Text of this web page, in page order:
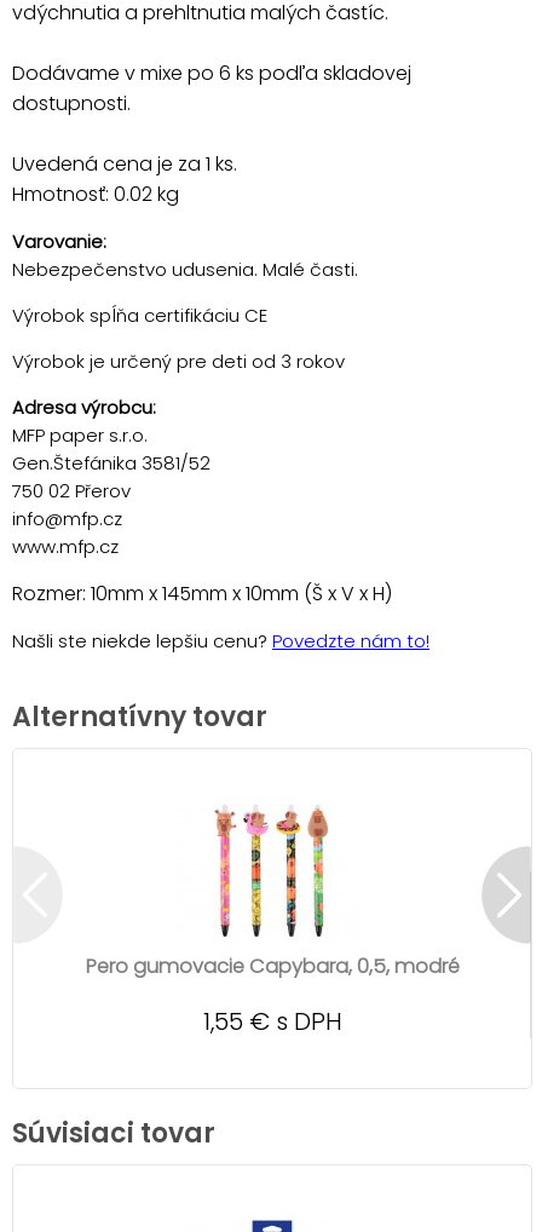
vdýchnutia a prehltnutia malých častíc.
Dodávame v mixe po 6 ks podľa skladovej
dostupnosti.
Uvedená cena je za 1 ks.
Hmotnosť: 0.02 kg
Varovanie:
Nebezpečenstvo udusenia. Malé časti.
Výrobok spĺňa certifikáciu CE
Výrobok je určený pre deti od 3 rokov
Adresa výrobcu:
MFP paper s.r.o.
Gen.Štefánika 3581/52
750 02 Přerov
info@mfp.cz
www.mfp.cz
Rozmer: 10mm x 145mm x 10mm (Š x V x H)
Našli ste niekde lepšiu cenu? Povedzte nám to!
Alternatívny tovar
Pero gumovacie Capybara, 0,5, modré
1,55 € s DPH
Súvisiaci tovar